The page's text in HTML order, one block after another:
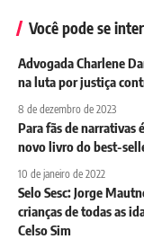
Você pode se
Advogada Charlene
na luta por justiça
8 de dezembro de 2023
Para fãs de narrativas
novo livro do best-
10 de janeiro de 2022
Selo Sesc: Jorge
crianças de todas as
Celso Sim